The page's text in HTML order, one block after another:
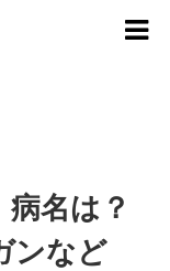
名は？
ンなど